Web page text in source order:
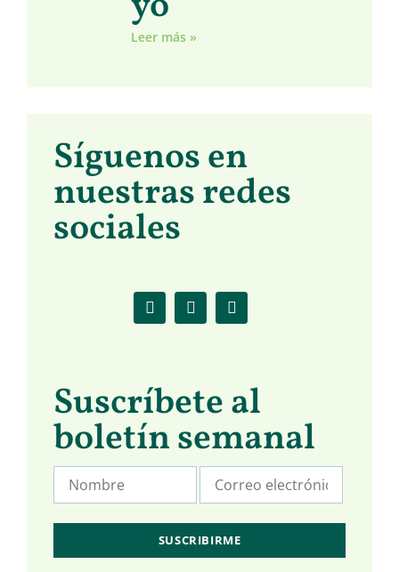
Leer más »
Síguenos en
nuestras redes
sociales
Suscríbete al
boletín semanal